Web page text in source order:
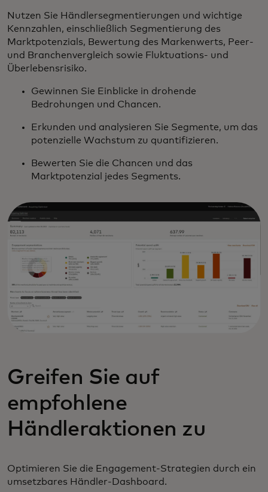
Nutzen Sie Händlersegmentierungen und wichtige
Kennzahlen, einschließlich Segmentierung des
Marktpotenzials, Bewertung des Markenwerts, Peer-
und Branchenvergleich sowie Fluktuations- und
Überlebensrisiko.
Gewinnen Sie Einblicke in drohende
Bedrohungen und Chancen.
Erkunden und analysieren Sie Segmente, um das
potenzielle Wachstum zu quantifizieren.
Bewerten Sie die Chancen und das
Marktpotenzial jedes Segments.
Greifen Sie auf
empfohlene
Händleraktionen zu
Optimieren Sie die Engagement-Strategien durch ein
umsetzbares Händler-Dashboard.